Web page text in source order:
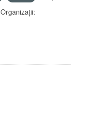
Organizații: